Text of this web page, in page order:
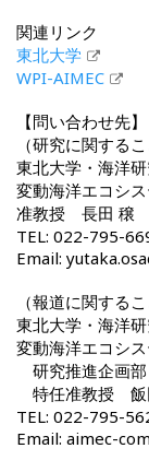
関連リンク
東北大学
WPI-AIMEC
【問い合わせ先】
（研究に関するこ
東北大学・海洋
変動海洋エコシ
准教授 長田 穣
TEL: 022-795-
Email:
（報道に関するこ
東北大学・海洋
変動海洋エコシ
研究推進企画部
特任准教授 飯
TEL: 022-795-
Email: aimec-